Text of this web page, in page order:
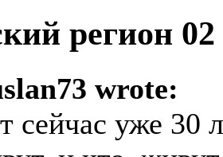
регион
wrote:
сейчас уже 30